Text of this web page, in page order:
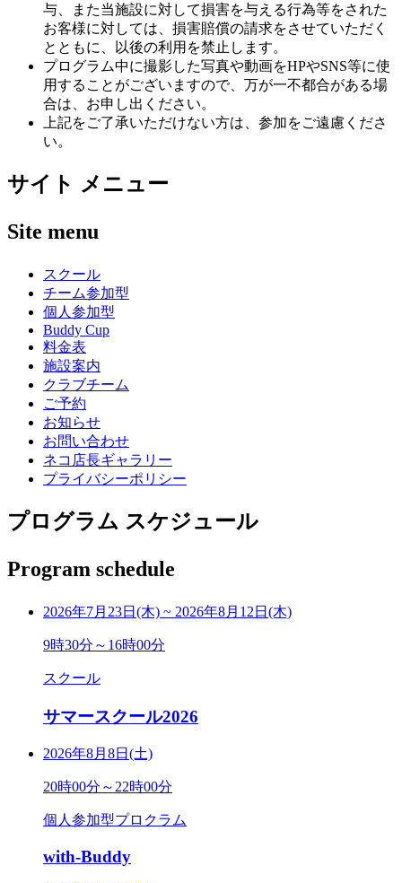
与、また当施設に対して損害を与える行為等をされた
お客様に対しては、損害賠償の請求をさせていただく
とともに、以後の利用を禁止します。
プログラム中に撮影した写真や動画をHPやSNS等に使
用することがございますので、万が一不都合がある場
合は、お申し出ください。
上記をご了承いただけない方は、参加をご遠慮くださ
い。
サイト メニュー
Site menu
スクール
チーム参加型
個人参加型
Buddy Cup
料金表
施設案内
クラブチーム
ご予約
お知らせ
お問い合わせ
ネコ店長ギャラリー
プライバシーポリシー
プログラム スケジュール
Program schedule
2026年7月23日(木) ~ 2026年8月12日(木)
9時30分～16時00分
スクール
サマースクール2026
2026年8月8日(土)
20時00分～22時00分
個人参加型プロクラム
with-Buddy